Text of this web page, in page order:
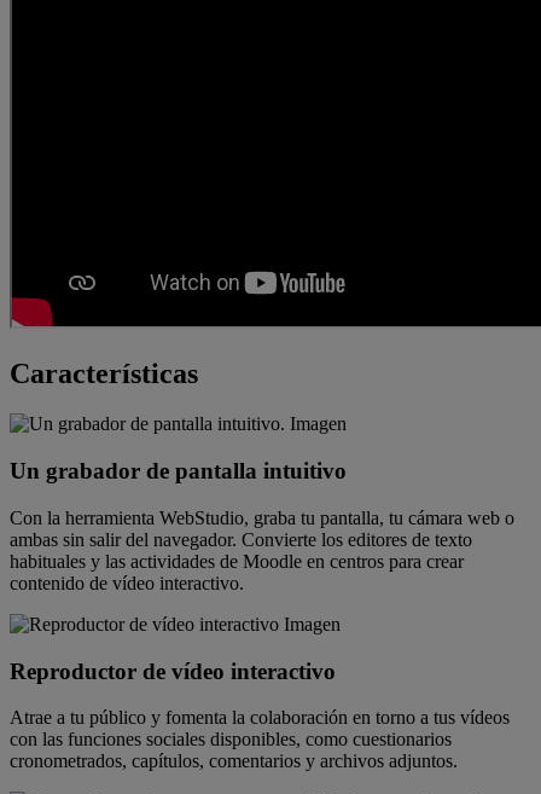
Características
Un grabador de pantalla intuitivo
Con la herramienta WebStudio, graba tu pantalla, tu cámara web o
ambas sin salir del navegador. Convierte los editores de texto
habituales y las actividades de Moodle en centros para crear
contenido de vídeo interactivo.
Reproductor de vídeo interactivo
Atrae a tu público y fomenta la colaboración en torno a tus vídeos
con las funciones sociales disponibles, como cuestionarios
cronometrados, capítulos, comentarios y archivos adjuntos.